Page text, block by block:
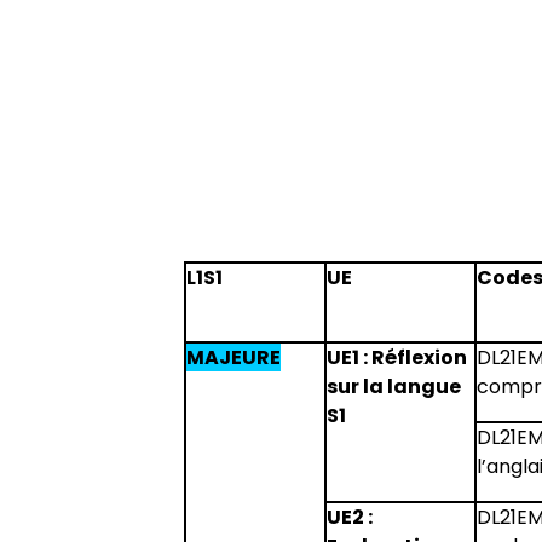
L1S1 UE
MAJEURE
UE1 : Réflexion
sur la langue
S1
UE2 :